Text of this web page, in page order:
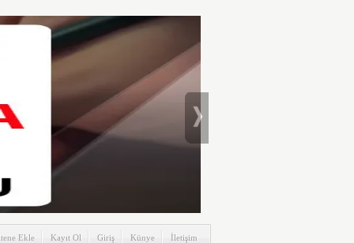
Ekle Kayıt Ol Giriş Künye İletişim